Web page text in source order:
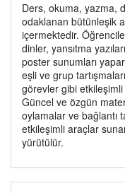
Ders, okuma, yazma,
odaklanan bütünleşik
içermektedir.
dinler, yansıtma
poster sunumları
eşli ve grup
görevler gibi
Güncel ve özgün
oylamalar ve bağlantı
etkileşimli araçlar
yürütülür.